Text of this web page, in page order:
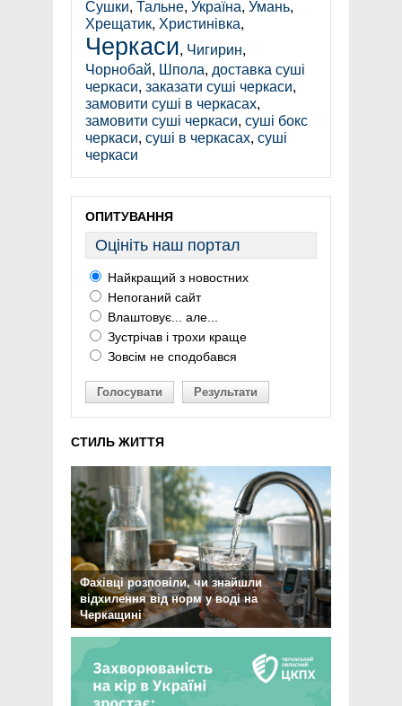
Сушки, Тальне, Україна, Умань,
Хрещатик, Христинівка,
Черкаси, Чигирин,
Чорнобай, Шпола, доставка суші
черкаси, заказати суші черкаси,
замовити суші в черкасах,
замовити суші черкаси, суші бокс
черкаси, суші в черкасах, суші
черкаси
ОПИТУВАННЯ
Оцініть наш портал
Найкращий з новостних
Непоганий сайт
Влаштовує... але...
Зустрічав і трохи краще
Зовсім не сподобався
Голосувати Результати
СТИЛЬ ЖИТТЯ
Фахівці розповіли, чи знайшли
відхилення від норм у воді на
Черкащині